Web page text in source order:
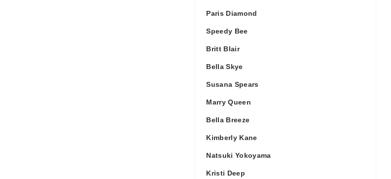
Paris Diamond
Speedy Bee
Britt Blair
Bella Skye
Susana Spears
Marry Queen
Bella Breeze
Kimberly Kane
Natsuki Yokoyama
Kristi Deep